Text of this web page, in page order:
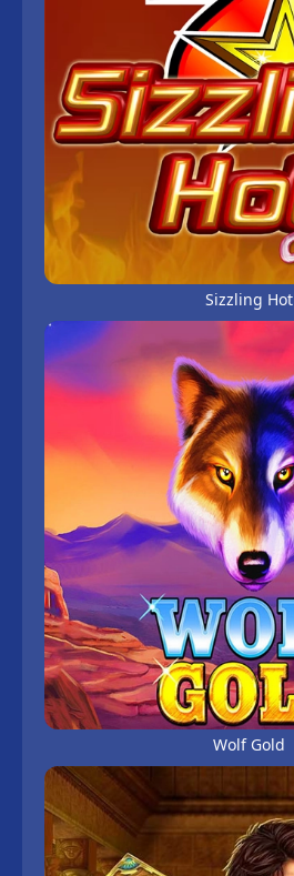
Sizzling Hot
Wolf Gold